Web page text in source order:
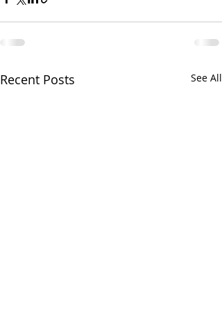
Recent Posts See All